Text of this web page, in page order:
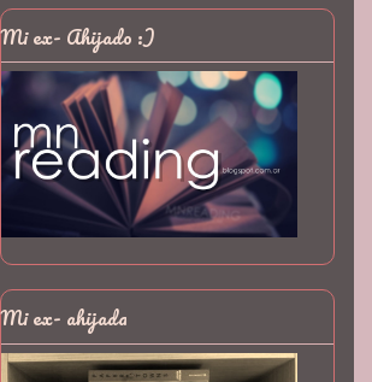
Mi ex- Ahijado :)
Mi ex- ahijada